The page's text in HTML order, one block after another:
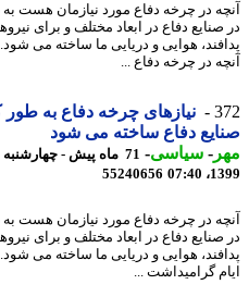
در چرخه دفاع مورد نیازمان هست به
دفاع در ابعاد مختلف و برای نیروهای
هوایی و دریایی ما ساخته می شود. -
در چرخه دفاع ...
نیازهای چرخه دفاع به طور
دفاع ساخته می شود
-سیاسی-
71 ماه پیش -
55240656
در چرخه دفاع مورد نیازمان هست به
دفاع در ابعاد مختلف و برای نیروهای
هوایی و دریایی ما ساخته می شود. -
گرامیداشت ...